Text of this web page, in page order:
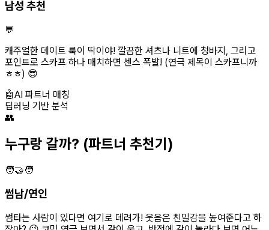
남성 추천
💬
캐주얼한 데이트 룩이 딱이야! 깔끔한 셔츠나 니트에 청바지, 그리고
포인트로 스카프 하나 매치하면 센스 폭발! (연극 제목이 스카프니까
ㅎㅎ) 😎
🤖AI 파트너 매칭
딥러닝 기반 분석
👥
누구랑 갈까? (파트너 추천기)
🧑‍🤝‍🧑
썸남/연인
썸타는 사람이 있다면 여기로 데려가! 웃음은 친밀감을 높여준다고 하